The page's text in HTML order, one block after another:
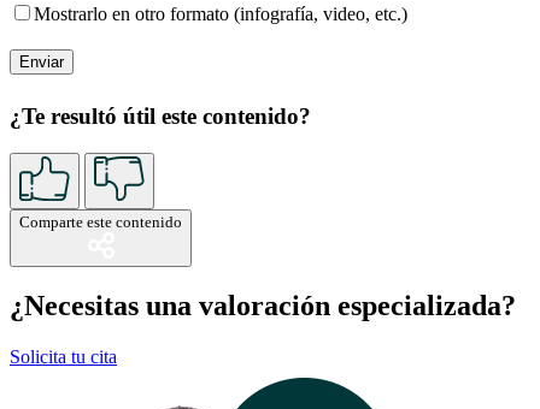
Mostrarlo en otro formato (infografía, video, etc.)
¿Te resultó útil este contenido?
Comparte este contenido
¿Necesitas una valoración especializada?
Solicita tu cita